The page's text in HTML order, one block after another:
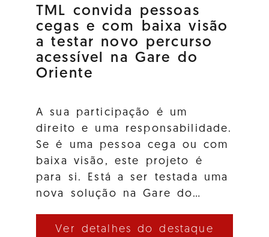
TML convida pessoas
cegas e com baixa visão
a testar novo percurso
acessível na Gare do
Oriente
A sua participação é um
direito e uma responsabilidade.
Se é uma pessoa cega ou com
baixa visão, este projeto é
para si. Está a ser testada uma
nova solução na Gare do…
Ver detalhes do destaque